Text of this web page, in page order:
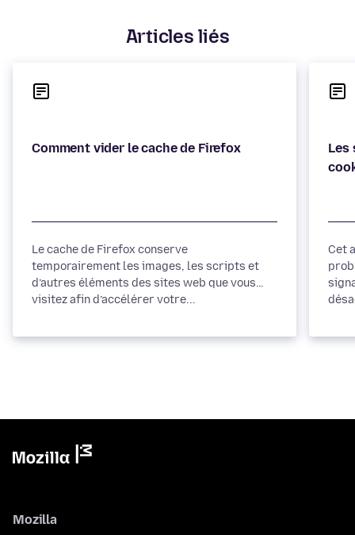
Articles liés
Comment vider le cache de Firefox
Le cache de Firefox conserve
temporairement les images, les scripts et
d’autres éléments des sites web que vous
visitez afin d’accélérer votre...
Les
Cet
Mozilla